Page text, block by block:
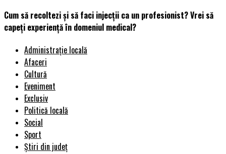
Cum să recoltezi și să faci injecții ca un profesionist? Vrei să
capeți experiență în domeniul medical?
Administrație locală
Afaceri
Cultură
Eveniment
Exclusiv
Politică locală
Social
Sport
Știri din județ